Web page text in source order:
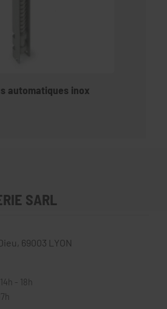
automatiques inox
SARL
69003
LYON
08h - 12h / 14h - 18h